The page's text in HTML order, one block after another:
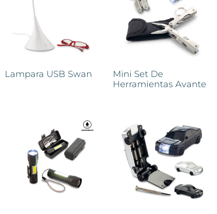
Lampara USB Swan
Mini Set De
Herramientas Avante